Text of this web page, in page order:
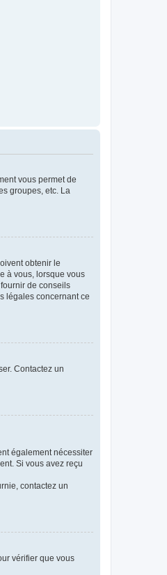
vous permet de
groupes, etc. La
obtenir le
à vous, lorsque vous
de conseils
légales concernant ce
Contactez un
également nécessiter
Si vous avez reçu
contactez un
vérifier que vous